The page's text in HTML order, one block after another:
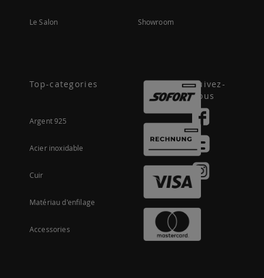
Le Salon Showroom
Top-categories
Argent 925
Acier inoxidable
Cuir
Matériau d'enfilage
Accessories
Suivez-
nous